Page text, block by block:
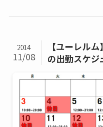
【ユーレル
の出勤スケジ
2014
11/08